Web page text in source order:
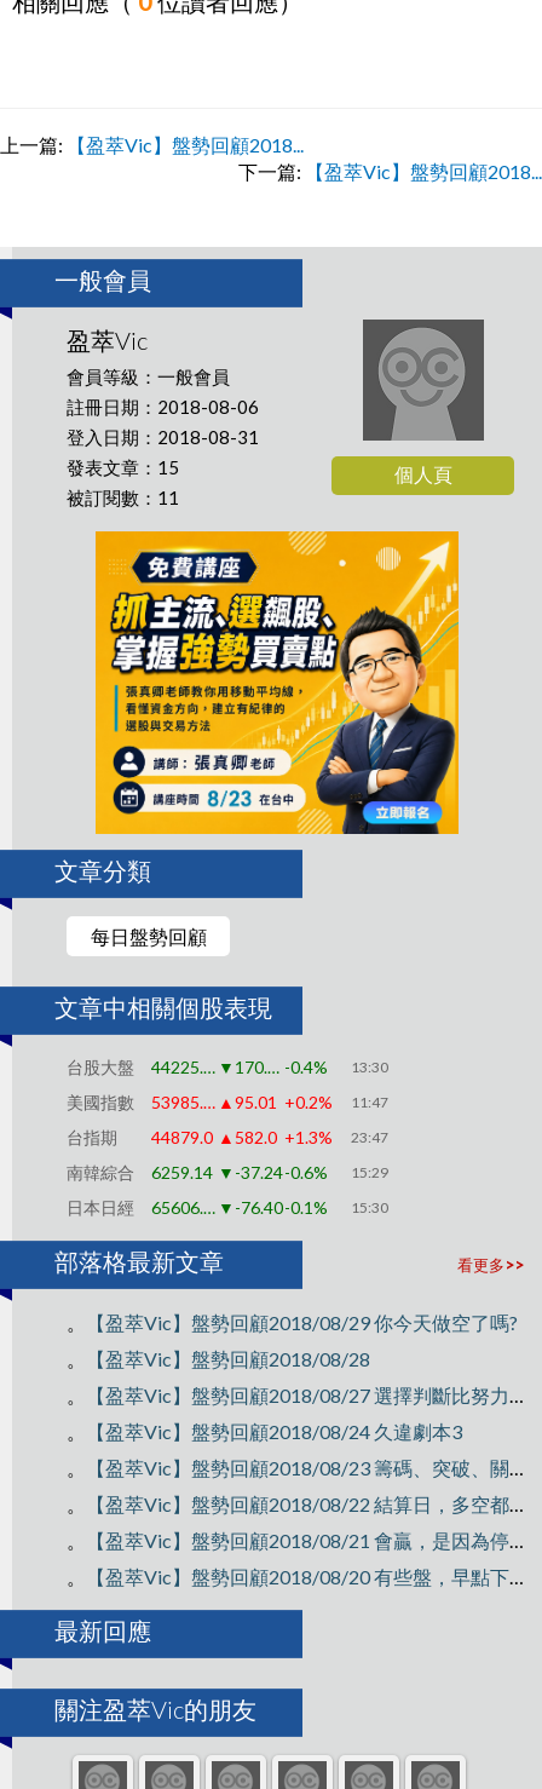
上一篇:
【盈萃Vic】盤勢回顧2018...
下一篇:
【盈萃Vic】盤勢回顧2018...
一般會員
盈萃Vic
會員等級：一般會員
註冊日期：2018-08-06
登入日期：2018-08-31
發表文章：15
被訂閱數：11
個人頁
文章分類
每日盤勢回顧
文章中相關個股表現
台股大盤 44225.91 ▼170.79 -0.4% 13:30
美國指數 53985.41 ▲95.01 +0.2% 11:47
台指期 44879.0 ▲582.0 +1.3% 23:47
南韓綜合 6259.14 ▼-37.24-0.6% 15:29
日本日經 65606.64 ▼-76.40-0.1% 15:30
看更多>>
部落格最新文章
。
【盈萃Vic】盤勢回顧2018/08/29 你今天做空了嗎?
。
【盈萃Vic】盤勢回顧2018/08/28
。
【盈萃Vic】盤勢回顧2018/08/27 選擇判斷比努力做單重要
。
【盈萃Vic】盤勢回顧2018/08/24 久違劇本3
。
【盈萃Vic】盤勢回顧2018/08/23 籌碼、突破、關卡、轉折
。
【盈萃Vic】盤勢回顧2018/08/22 結算日，多空都要出場，震盪正常
。
【盈萃Vic】盤勢回顧2018/08/21 會贏，是因為停損沒有來
。
【盈萃Vic】盤勢回顧2018/08/20 有些盤，早點下班休息比較好
最新回應
關注盈萃Vic的朋友